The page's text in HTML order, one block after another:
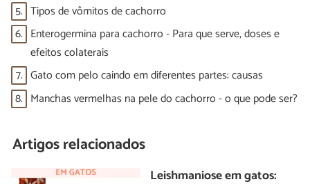
5. Tipos de vômitos de cachorro
6. Enterogermina para cachorro - Para que serve, doses e
efeitos colaterais
7. Gato com pelo caindo em diferentes partes: causas
8. Manchas vermelhas na pele do cachorro - o que pode ser?
Artigos relacionados
Leishmaniose em gatos: